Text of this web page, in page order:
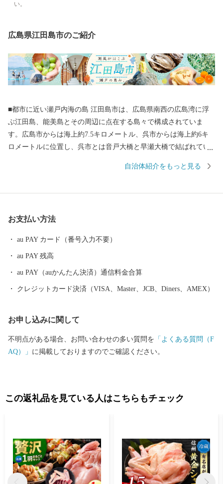
い。
広島県江田島市のご紹介
■都市に近い瀬戸内海の島 江田島市は、広島県南西の広島湾に浮
ぶ江田島、能美島とその周辺に点在する島々で構成されていま
す。広島市からは海上約7.5キロメートル、呉市からは海上約6キ
ロメートルに位置し、呉市とは音戸大橋と早瀬大橋で結ばれてい
クセスしやすい環境にあります。 空から見るとザリガニのような
の生産を誇る牡蠣を始め水産物の宝庫となっています。 ■バラエ
くられています。何より魅力的なのは、これら産品をつくってい
る生産者の人柄です。「この人たちがつくっているならぜひ買っ
てみたい！」。そう思わせてくれる個性豊かな生産者のこだわり
おススメです。表情豊かな海で行われるカヌーやSUPなどのマリ
自治体紹介をもっと見る
お支払い方法
au PAY カード（番号入力不要）
au PAY 残高
au PAY（auかんたん決済）通信料金合算
クレジットカード決済（VISA、Master、JCB、Diners、AMEX）
お申し込みに関して
不明点がある場合、お問い合わせの多い質問を 「よくある質問（F
AQ）」 に掲載しておりますのでご確認ください。
この返礼品を見ている人はこちらもチェック